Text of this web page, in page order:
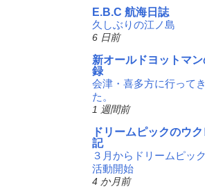
E.B.C 航海日誌
久しぶりの江ノ島
6 日前
新オールドヨットマ
録
会津・喜多方に行って
た。
1 週間前
ドリームピックのウ
記
３月からドリームピッ
活動開始
4 か月前